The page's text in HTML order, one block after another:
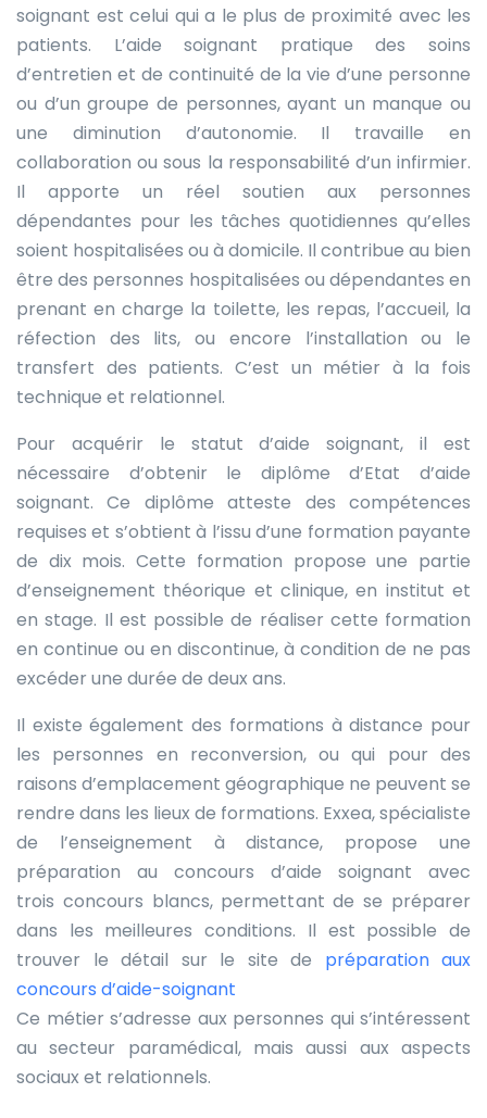
soignant est celui qui a le plus de proximité avec les
patients. L’aide soignant pratique des soins
d’entretien et de continuité de la vie d’une personne
ou d’un groupe de personnes, ayant un manque ou
une diminution d’autonomie. Il travaille en
collaboration ou sous la responsabilité d’un infirmier.
Il apporte un réel soutien aux personnes
dépendantes pour les tâches quotidiennes qu’elles
soient hospitalisées ou à domicile. Il contribue au bien
être des personnes hospitalisées ou dépendantes en
prenant en charge la toilette, les repas, l’accueil, la
réfection des lits, ou encore l’installation ou le
transfert des patients. C’est un métier à la fois
technique et relationnel.
Pour acquérir le statut d’aide soignant, il est
nécessaire d’obtenir le diplôme d’Etat d’aide
soignant. Ce diplôme atteste des compétences
requises et s’obtient à l’issu d’une formation payante
de dix mois. Cette formation propose une partie
d’enseignement théorique et clinique, en institut et
en stage. Il est possible de réaliser cette formation
en continue ou en discontinue, à condition de ne pas
excéder une durée de deux ans.
Il existe également des formations à distance pour
les personnes en reconversion, ou qui pour des
raisons d’emplacement géographique ne peuvent se
rendre dans les lieux de formations. Exxea, spécialiste
de l’enseignement à distance, propose une
préparation au concours d’aide soignant avec
trois concours blancs, permettant de se préparer
dans les meilleures conditions. Il est possible de
trouver le détail sur le site de préparation aux
concours d’aide-soignant
Ce métier s’adresse aux personnes qui s’intéressent
au secteur paramédical, mais aussi aux aspects
sociaux et relationnels.